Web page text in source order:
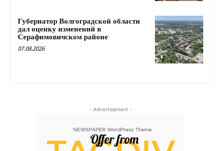
Губернатор Волгоградской области
дал оценку изменений в
Серафимовичском районе
07.08.2026
- Advertisement -